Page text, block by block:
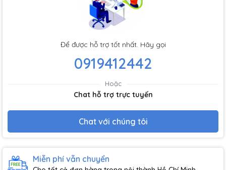
Để được hỗ trợ tốt nhất. Hãy gọi
0919412442
Hoặc
Chat hỗ trợ trực tuyến
Chat với chúng tôi
Miễn phí vẫn chuyển